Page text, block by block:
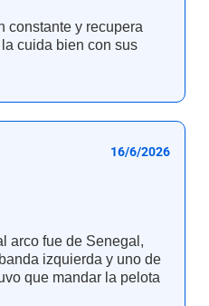
constante y recupera
cuida bien con sus
16/6/2026
arco fue de Senegal,
izquierda y uno de
que mandar la pelota